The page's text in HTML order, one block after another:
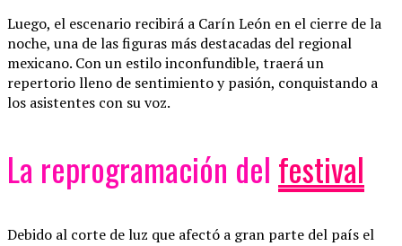
Luego, el escenario recibirá a Carín León en el cierre de la
noche, una de las figuras más destacadas del regional
mexicano. Con un estilo inconfundible, traerá un
repertorio lleno de sentimiento y pasión, conquistando a
los asistentes con su voz.
La reprogramación del festival
Debido al corte de luz que afectó a gran parte del país el